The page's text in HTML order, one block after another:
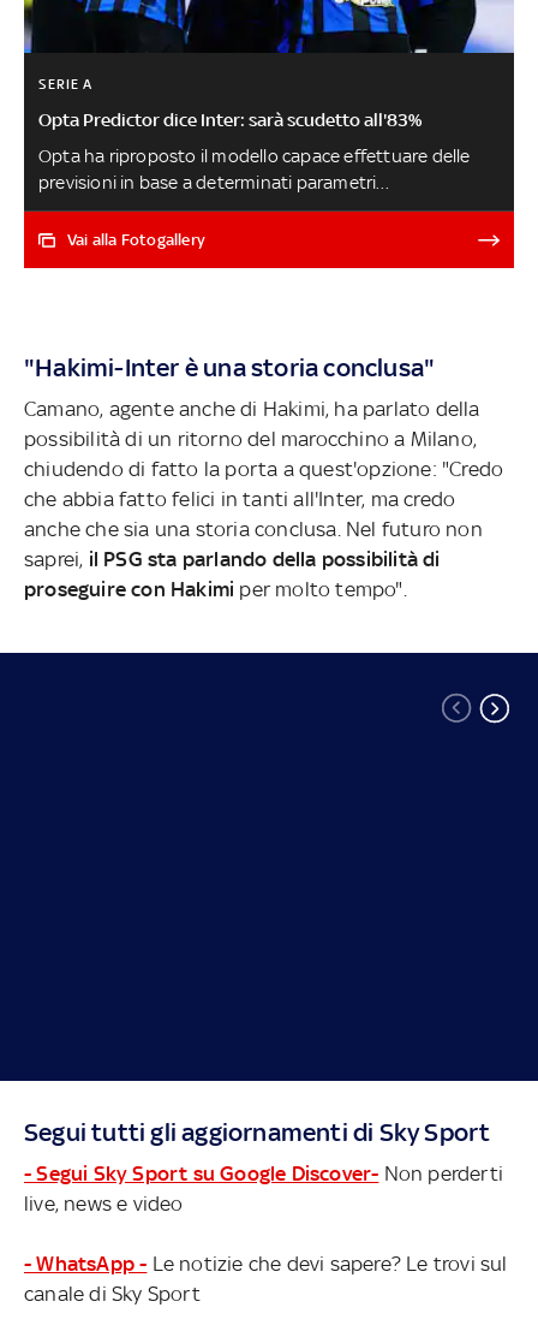
SERIE A
Opta Predictor dice Inter: sarà scudetto all'83%
Opta ha riproposto il modello capace effettuare delle
previsioni in base a determinati parametri
statisticamente rilevanti. Ne viene fuori che i nerazzurri
di Simone Inzaghi sono nettamente favoriti alla vittoria
Vai alla Fotogallery
"Hakimi-Inter è una storia conclusa"
Camano, agente anche di Hakimi, ha parlato della
possibilità di un ritorno del marocchino a Milano,
chiudendo di fatto la porta a quest'opzione: "Credo
che abbia fatto felici in tanti all'Inter, ma credo
anche che sia una storia conclusa. Nel futuro non
saprei, il PSG sta parlando della possibilità di
proseguire con Hakimi per molto tempo".
Segui tutti gli aggiornamenti di Sky Sport
- Segui Sky Sport su Google Discover- Non perderti
live, news e video
- WhatsApp - Le notizie che devi sapere? Le trovi sul
canale di Sky Sport